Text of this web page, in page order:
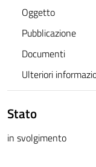
Oggetto
Pubblicazione
Documenti
Ulteriori
Stato
in svolgimento